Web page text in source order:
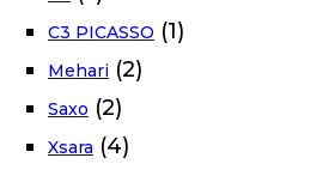
C3 PICASSO (1)
Mehari (2)
Saxo (2)
Xsara (4)